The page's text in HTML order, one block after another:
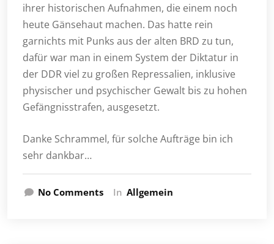
ihrer historischen Aufnahmen, die einem noch
heute Gänsehaut machen. Das hatte rein
garnichts mit Punks aus der alten BRD zu tun,
dafür war man in einem System der Diktatur in
der DDR viel zu großen Repressalien, inklusive
physischer und psychischer Gewalt bis zu hohen
Gefängnisstrafen, ausgesetzt.
Danke Schrammel, für solche Aufträge bin ich
sehr dankbar…
No Comments In Allgemein